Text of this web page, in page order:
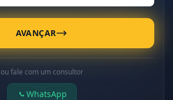
AVANÇAR
ou fale com um consultor
WhatsApp